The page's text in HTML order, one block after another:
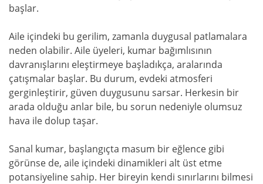
başlar.
Aile içindeki bu gerilim, zamanla duygusal patlamalara
neden olabilir. Aile üyeleri, kumar bağımlısının
davranışlarını eleştirmeye başladıkça, aralarında
çatışmalar başlar. Bu durum, evdeki atmosferi
gerginleştirir, güven duygusunu sarsar. Herkesin bir
arada olduğu anlar bile, bu sorun nedeniyle olumsuz
hava ile dolup taşar.
Sanal kumar, başlangıçta masum bir eğlence gibi
görünse de, aile içindeki dinamikleri alt üst etme
potansiyeline sahip. Her bireyin kendi sınırlarını bilmesi